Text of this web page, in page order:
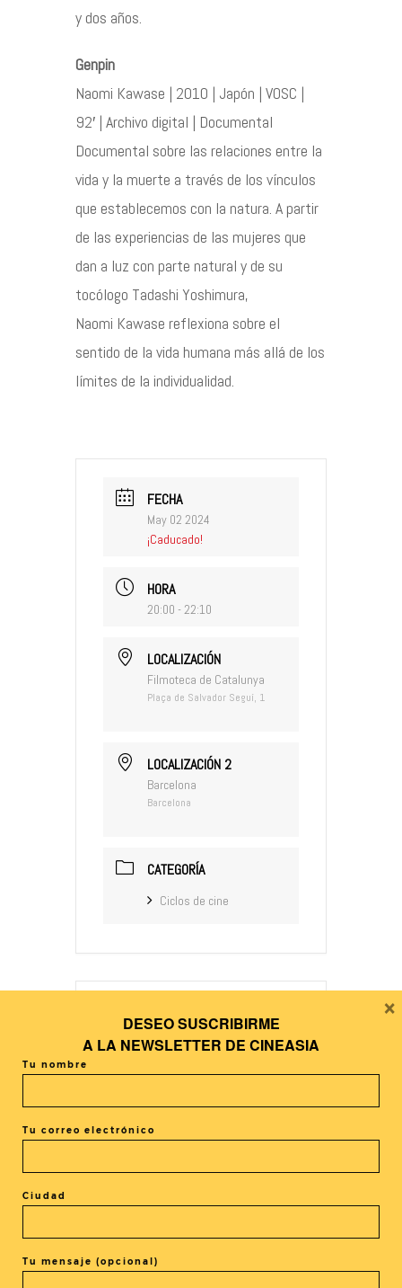
y dos años.
Genpin
Naomi Kawase | 2010 | Japón | VOSC |
92′ | Archivo digital | Documental
Documental sobre las relaciones entre la
vida y la muerte a través de los vínculos
que establecemos con la natura. A partir
de las experiencias de las mujeres que
dan a luz con parte natural y de su
tocólogo Tadashi Yoshimura,
Naomi Kawase reflexiona sobre el
sentido de la vida humana más allá de los
límites de la individualidad.
FECHA
May 02 2024
¡Caducado!
HORA
20:00 - 22:10
LOCALIZACIÓN
Filmoteca de Catalunya
Plaça de Salvador Seguí, 1
LOCALIZACIÓN 2
Barcelona
Barcelona
CATEGORÍA
Ciclos de cine
+ Añadir Google Calendar
El evento está terminado.
DESEO SUSCRIBIRME
A LA NEWSLETTER DE CINEASIA
Tu nombre
Tu correo electrónico
Ciudad
Tu mensaje (opcional)
×